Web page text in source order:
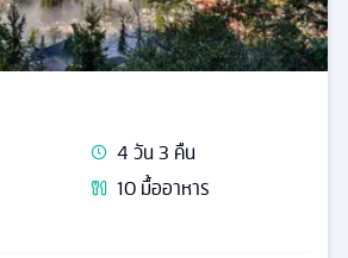
4วัน3 คืน
10มื้ออาหาร